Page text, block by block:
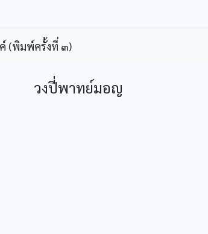
(พิมพ์ครั้งที่ ๓)
วงปี่พาทย์มอญ